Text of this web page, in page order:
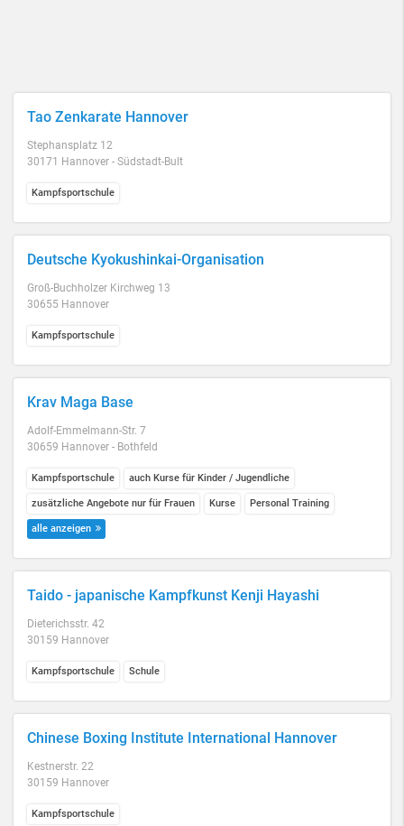
Tao Zenkarate Hannover
Stephansplatz 12
30171 Hannover - Südstadt-Bult
Kampfsportschule
Deutsche Kyokushinkai-Organisation
Groß-Buchholzer Kirchweg 13
30655 Hannover
Kampfsportschule
Krav Maga Base
Adolf-Emmelmann-Str. 7
30659 Hannover - Bothfeld
Kampfsportschule auch Kurse für Kinder / Jugendliche
zusätzliche Angebote nur für Frauen Kurse Personal Training
alle anzeigen
Taido - japanische Kampfkunst Kenji Hayashi
Dieterichsstr. 42
30159 Hannover
Kampfsportschule Schule
Chinese Boxing Institute International Hannover
Kestnerstr. 22
30159 Hannover
Kampfsportschule